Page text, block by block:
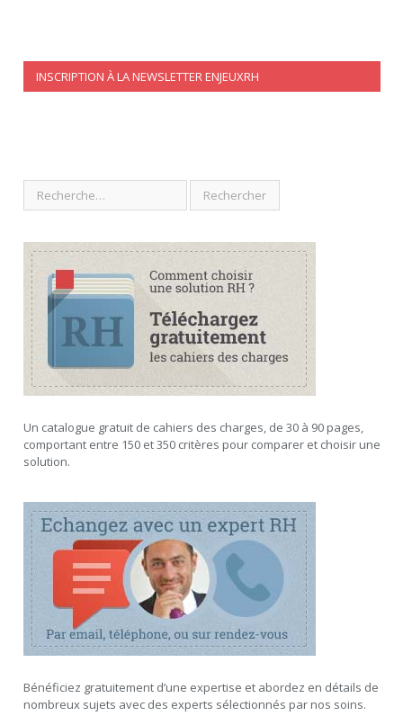
INSCRIPTION À LA NEWSLETTER ENJEUXRH
Un catalogue gratuit de cahiers des charges, de 30 à 90 pages,
comportant entre 150 et 350 critères pour comparer et choisir une
solution.
Bénéficiez gratuitement d’une expertise et abordez en détails de
nombreux sujets avec des experts sélectionnés par nos soins.